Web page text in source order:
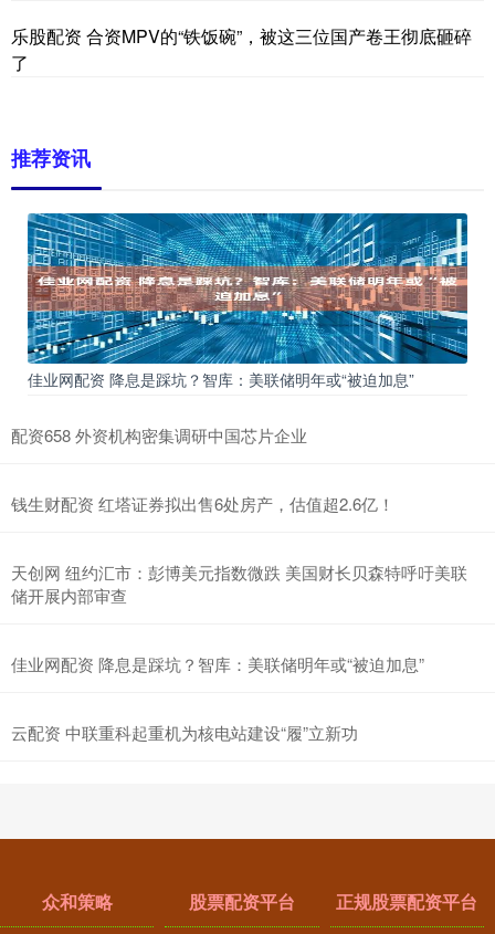
乐股配资 合资MPV的“铁饭碗”，被这三位国产卷王彻底砸碎
了
推荐资讯
佳业网配资 降息是踩坑？智库：美联储明年或“被迫加息”
配资658 外资机构密集调研中国芯片企业
钱生财配资 红塔证券拟出售6处房产，估值超2.6亿！
天创网 纽约汇市：彭博美元指数微跌 美国财长贝森特呼吁美联
储开展内部审查
佳业网配资 降息是踩坑？智库：美联储明年或“被迫加息”
云配资 中联重科起重机为核电站建设“履”立新功
众和策略 股票配资平台 正规股票配资平台